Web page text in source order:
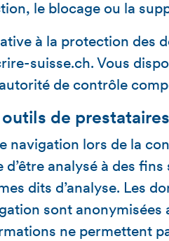
, le blocage ou la
à la protection des
suisse.ch. Vous
de contrôle
de
navigation lors de la
analysé à des fins
dits d’analyse. Les
sont anonymisées
ne permettent